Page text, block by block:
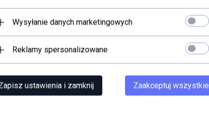
również...
Wysyłanie danych marketingowych
Reklamy spersonalizowane
ustawienia i zamknij Zaakceptuj wszystkie